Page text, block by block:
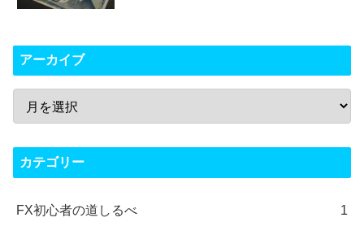
アーカイブ
カテゴリー
FX初心者の道しるべ 1